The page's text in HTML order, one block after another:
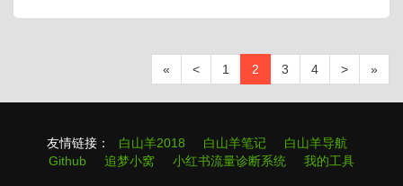
« < 1 2 3 4 > »
友情链接： 白山羊2018 白山羊笔记
白山羊导航
Github
追梦小窝 小红书流量诊断系统 我的工具